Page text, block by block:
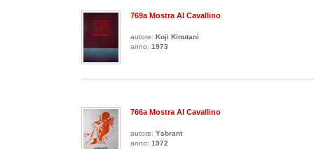
769a Mostra Al Cavallino
autore: Koji Kinutani
anno: 1973
766a Mostra Al Cavallino
autore: Ysbrant
anno: 1972